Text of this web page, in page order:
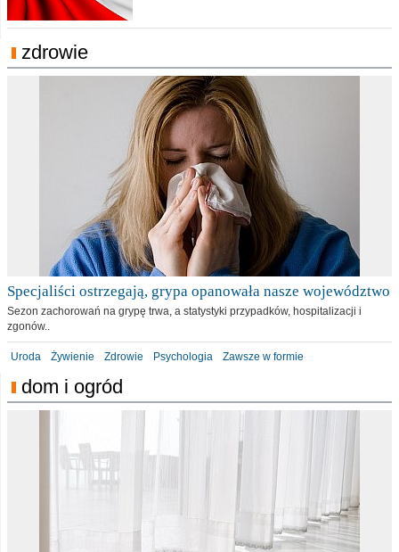
zdrowie
Specjaliści ostrzegają, grypa opanowała nasze województwo
Sezon zachorowań na grypę trwa, a statystyki przypadków, hospitalizacji i
zgonów..
Uroda Żywienie Zdrowie Psychologia Zawsze w formie
dom i ogród